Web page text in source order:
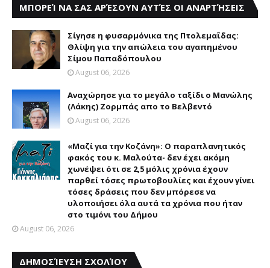
ΜΠΟΡΕΊ ΝΑ ΣΑΣ ΑΡΈΣΟΥΝ ΑΥΤΈΣ ΟΙ ΑΝΑΡΤΉΣΕΙΣ
Σίγησε η φυσαρμόνικα της Πτολεμαΐδας:
Θλίψη για την απώλεια του αγαπημένου
Σίμου Παπαδόπουλου
August 06, 2026
Αναχώρησε για το μεγάλο ταξίδι ο Μανώλης
(Λάκης) Ζορμπάς απο το Βελβεντό
August 06, 2026
«Μαζί για την Κοζάνη»: Ο παραπλανητικός
φακός του κ. Μαλούτα- δεν έχει ακόμη
χωνέψει ότι σε 2,5 μόλις χρόνια έχουν
παρθεί τόσες πρωτοβουλίες και έχουν γίνει
τόσες δράσεις που δεν μπόρεσε να
υλοποιήσει όλα αυτά τα χρόνια που ήταν
στο τιμόνι του Δήμου
August 06, 2026
ΔΗΜΟΣΊΕΥΣΗ ΣΧΟΛΊΟΥ